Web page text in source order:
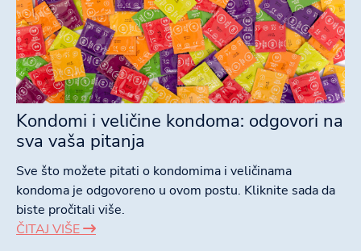
Kondomi i veličine kondoma: odgovori na
sva vaša pitanja
Sve što možete pitati o kondomima i veličinama
kondoma je odgovoreno u ovom postu. Kliknite sada da
biste pročitali više.
ČITAJ VIŠE